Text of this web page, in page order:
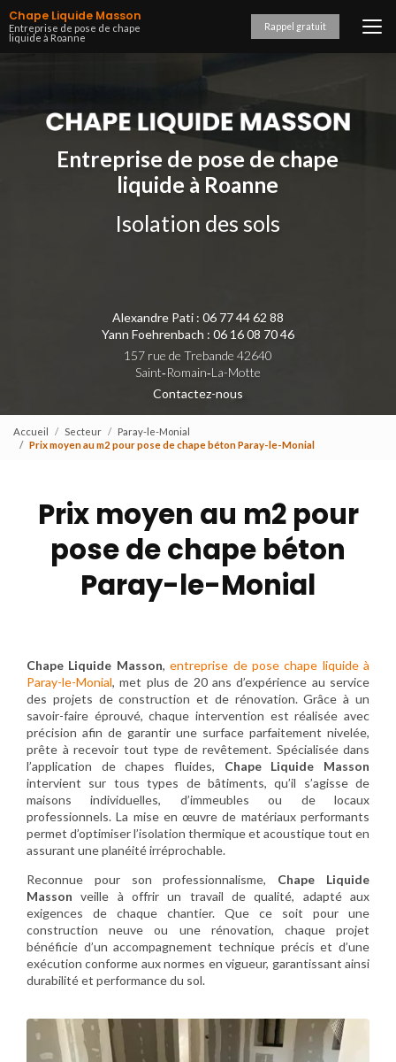
Aller
au
contenu
Chape Liquide Masson
Entreprise de pose de chape
liquide à Roanne
Rappel gratuit
Entreprise de pose de chape
liquide à Roanne
Isolation des sols
Alexandre Pati : 06 77 44 62 88
Yann Foehrenbach : 06 16 08 70 46
157 rue de Trebande 42640
Saint‑Romain‑La-Motte
Contactez-nous
Accueil Secteur
Paray-le-Monial
Prix moyen au m2 pour pose de chape béton Paray-le-Monial
Prix moyen au m2 pour
pose de chape béton
Paray-le-Monial
Chape Liquide Masson,entreprise de pose chape liquide à
Paray-le-Monial, met plus de 20 ans d’expérience au service
des projets de construction et de rénovation. Grâce à un
savoir-faire éprouvé, chaque intervention est réalisée avec
précision afin de garantir une surface parfaitement nivelée,
prête à recevoir tout type de revêtement. Spécialisée dans
l’application de chapes fluides, Chape Liquide Masson
intervient sur tous types de bâtiments, qu’il s’agisse de
maisons individuelles, d’immeubles ou de locaux
professionnels. La mise en œuvre de matériaux performants
permet d’optimiser l’isolation thermique et acoustique tout en
assurant une planéité irréprochable.
Reconnue pour son professionnalisme, Chape Liquide
Masson veille à offrir un travail de qualité, adapté aux
exigences de chaque chantier. Que ce soit pour une
construction neuve ou une rénovation, chaque projet
bénéficie d’un accompagnement technique précis et d’une
exécution conforme aux normes en vigueur, garantissant ainsi
durabilité et performance du sol.